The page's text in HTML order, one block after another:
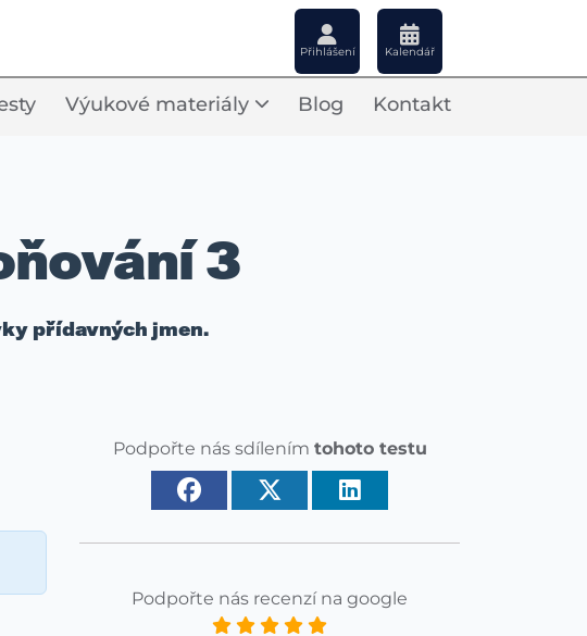
Přihlášení Kalendář
Výukové materiály Blog Kontakt
3
přídavných jmen.
Podpořte nás sdílením tohoto testu
Podpořte nás recenzí na google